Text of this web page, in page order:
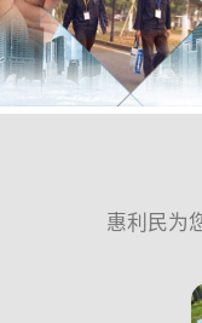
惠利民为